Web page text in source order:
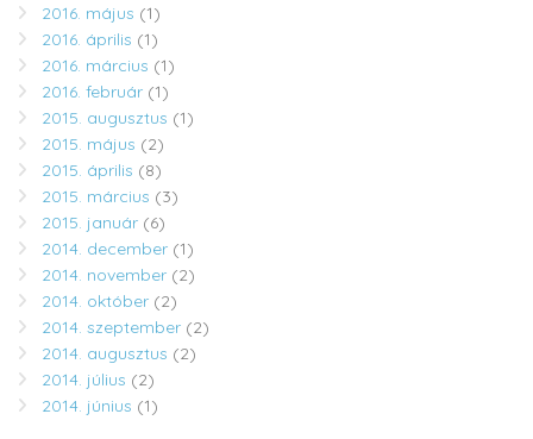
2016. május (1)
2016. április (1)
2016. március (1)
2016. február (1)
2015. augusztus (1)
2015. május (2)
2015. április (8)
2015. március (3)
2015. január (6)
2014. december (1)
2014. november (2)
2014. október (2)
2014. szeptember (2)
2014. augusztus (2)
2014. július (2)
2014. június (1)